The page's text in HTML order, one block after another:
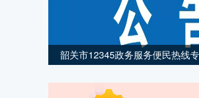
韶关市12345政务服务便民热线